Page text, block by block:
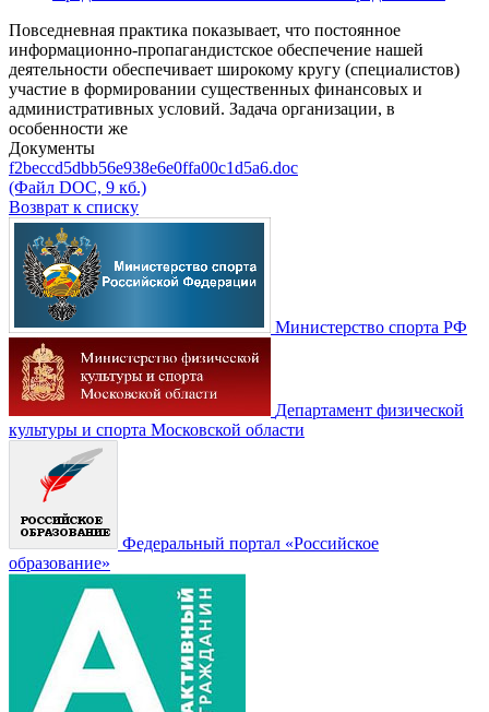
Повседневная практика показывает, что постоянное
информационно-пропагандистское обеспечение нашей
деятельности обеспечивает широкому кругу (специалистов)
участие в формировании существенных финансовых и
административных условий. Задача организации, в
особенности же
Документы
f2beccd5dbb56e938e6e0ffa00c1d5a6.doc
(Файл DOC, 9 кб.)
Возврат к списку
Министерство спорта РФ
Департамент физической
культуры и спорта Московской области
Федеральный портал «Российское
образование»